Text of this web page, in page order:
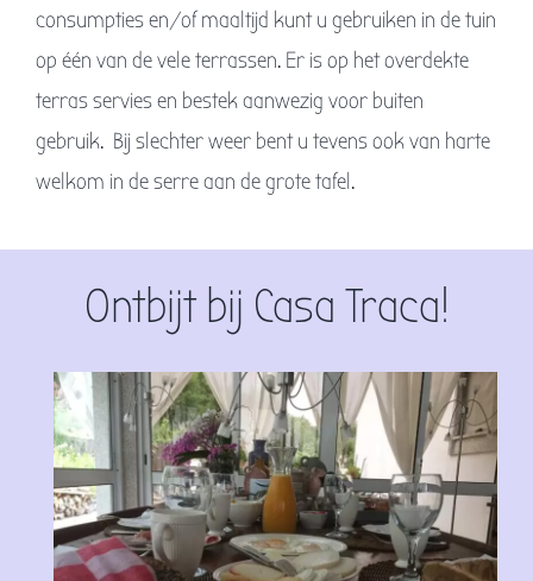
consumpties en/of maaltijd kunt u gebruiken in de tuin
op één van de vele terrassen. Er is op het overdekte
terras servies en bestek aanwezig voor buiten
gebruik. Bij slechter weer bent u tevens ook van harte
welkom in de serre aan de grote tafel.
Ontbijt bij Casa Traca!